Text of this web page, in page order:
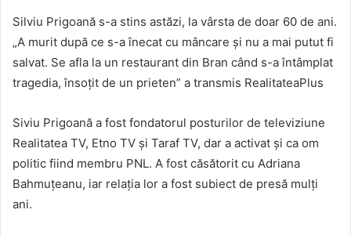
Silviu Prigoană s-a stins astăzi, la vârsta de doar 60 de ani.
„A murit după ce s-a înecat cu mâncare şi nu a mai putut fi
salvat. Se afla la un restaurant din Bran când s-a întâmplat
tragedia, însoţit de un prieten” a transmis RealitateaPlus
Siviu Prigoană a fost fondatorul posturilor de televiziune
Realitatea TV, Etno TV şi Taraf TV, dar a activat și ca om
politic fiind membru PNL. A fost căsătorit cu Adriana
Bahmuţeanu, iar relația lor a fost subiect de presă mulți
ani.